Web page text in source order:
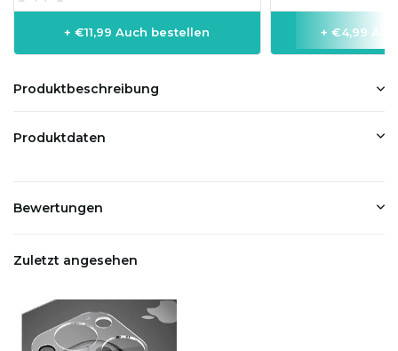
+ €11,99 Auch bestellen + €4,99
Produktbeschreibung
Produktdaten
Bewertungen
Zuletzt angesehen